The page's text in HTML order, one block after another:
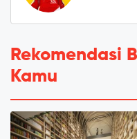
Rekomendasi
Kamu